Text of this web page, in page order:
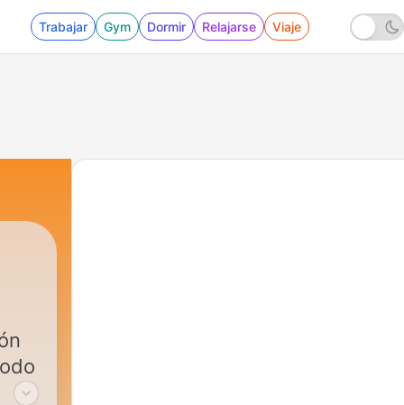
Trabajar Gym Dormir Relajarse Viaje